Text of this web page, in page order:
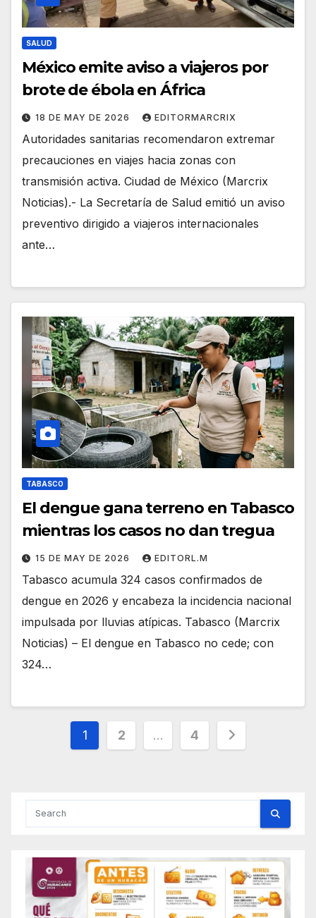
SALUD
México emite aviso a viajeros por
brote de ébola en África
18 DE MAY DE 2026 EDITORMARCRIX
Autoridades sanitarias recomendaron extremar
precauciones en viajes hacia zonas con
transmisión activa. Ciudad de México (Marcrix
Noticias).- La Secretaría de Salud emitió un aviso
preventivo dirigido a viajeros internacionales
ante…
TABASCO
El dengue gana terreno en Tabasco
mientras los casos no dan tregua
15 DE MAY DE 2026 EDITORL.M
Tabasco acumula 324 casos confirmados de
dengue en 2026 y encabeza la incidencia nacional
impulsada por lluvias atípicas. Tabasco (Marcrix
Noticias) – El dengue en Tabasco no cede; con
324…
Posts
1 2 … 4